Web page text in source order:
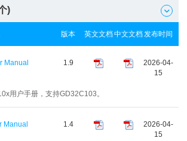
) 
版本 英文文档中文文档发布时间
Manual 1.9
2026-04-
15
用户手册，支持GD32C103。
Manual 1.4
2026-04-
15